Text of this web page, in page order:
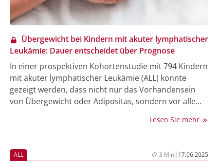
Übergewicht bei Kindern mit akuter lymphatischer
Leukämie: Dauer entscheidet über Prognose
In einer prospektiven Kohortenstudie mit 794 Kindern
mit akuter lymphatischer Leukämie (ALL) konnte
gezeigt werden, dass nicht nur das Vorhandensein
von Übergewicht oder Adipositas, sondern vor allem
die Überlebenschancen und das Rückfallrisiko der
Lesen Sie mehr
ALL 3 Min| 17.06.2025